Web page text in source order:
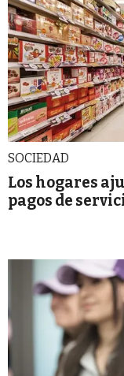
SOCIEDAD
Los hogares
pagos de